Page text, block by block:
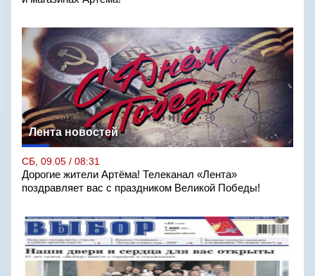
Лента новостей
СБ, 09.05 / 08:31
Дорогие жители Артёма! Телеканал «Лента»
поздравляет вас с праздником Великой Победы!